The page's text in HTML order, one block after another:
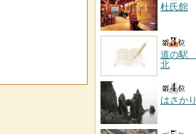
杜氏館
道の駅
北
はさか